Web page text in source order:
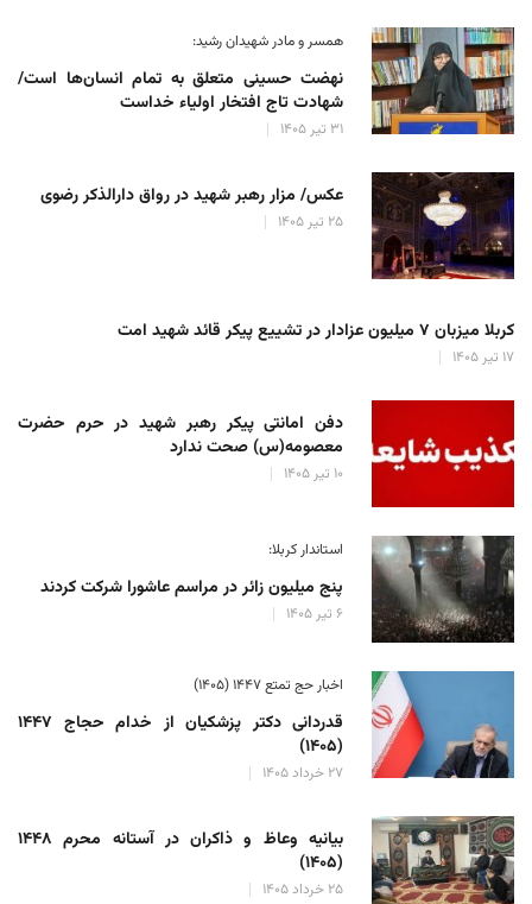
همسر و مادر شهیدان رشید:
نهضت حسینی متعلق به تمام انسان‌ها است/
شهادت تاج افتخار اولیاء خداست
۳۱ تیر ۱۴۰۵
عکس/ مزار رهبر شهید در رواق دارالذکر رضوی
۲۵ تیر ۱۴۰۵
کربلا میزبان ۷ میلیون عزادار در تشییع پیکر قائد شهید امت
۱۷ تیر ۱۴۰۵
دفن امانتی پیکر رهبر شهید در حرم حضرت
معصومه(س) صحت ندارد
۱۰ تیر ۱۴۰۵
استاندار کربلا:
پنج میلیون زائر در مراسم عاشورا شرکت کردند
۶ تیر ۱۴۰۵
اخبار حج تمتع ۱۴۴۷ (۱۴۰۵)
قدردانی دکتر پزشکیان از خدام حجاج ۱۴۴۷
(۱۴۰۵)
۲۷ خرداد ۱۴۰۵
بیانیه وعاظ و ذاکران در آستانه محرم ۱۴۴۸
(۱۴۰۵)
۲۵ خرداد ۱۴۰۵